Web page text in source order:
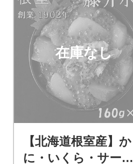
在庫なし
【北海道根室産】か
に・いくら・サーモ